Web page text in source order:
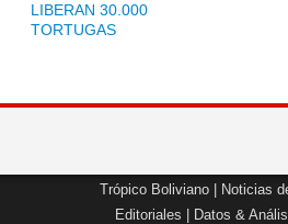
LIBERAN 30.000
TORTUGAS
Trópico Boliviano Noticias
Editoriales
Datos &